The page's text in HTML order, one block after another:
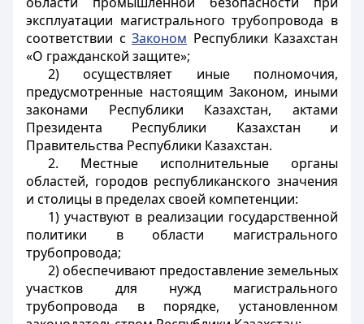
эксплуатации магистрального трубопровода в
соответствии с Законом Республики Казахстан
«О гражданской защите»;
2) осуществляет иные полномочия,
предусмотренные настоящим Законом, иными
законами Республики Казахстан, актами
Президента Республики Казахстан и
Правительства Республики Казахстан.
2. Местные исполнительные органы
областей, городов республиканского значения
и столицы в пределах своей компетенции:
1) участвуют в реализации государственной
политики в области магистрального
трубопровода;
2) обеспечивают предоставление земельных
участков для нужд магистрального
трубопровода в порядке, установленном